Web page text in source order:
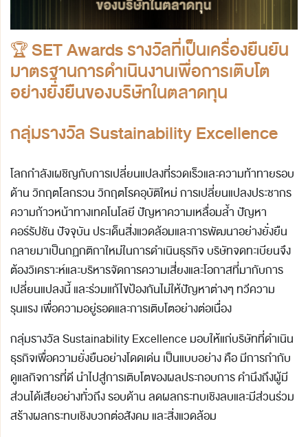
🏆SET Awards รางวัลที่เป็นเครื่องยืนยัน
มาตรฐานการดำเนินงานเพื่อการเติบโต
อย่างยั่งยืนของบริษัทในตลาดทุน
กลุ่มรางวัล Sustainability Excellence
โลกกำลังเผชิญกับการเปลี่ยนแปลงที่รวดเร็วและความท้าทายรอบ
ด้าน วิกฤตโลกรวน วิกฤตโรคอุบัติใหม่ การเปลี่ยนแปลงประชากร
ความก้าวหน้าทางเทคโนโลยี ปัญหาความเหลื่อมล้ำ ปัญหา
คอร์รัปชัน ปัจจุบัน ประเด็นสิ่งแวดล้อมและการพัฒนาอย่างยั่งยืน
กลายมาเป็นกฏกติกาใหม่ในการดำเนินธุรกิจ บริษัทจดทะเบียนจึง
ต้องวิเคราะห์และบริหารจัดการความเสี่ยงและโอกาสที่มากับการ
เปลี่ยนแปลงนี้ และร่วมแก้ไขป้องกันไม่ให้ปัญหาต่างๆ ทวีความ
รุนแรง เพื่อความอยู่รอดและการเติบโตอย่างต่อเนื่อง
กลุ่มรางวัล Sustainability Excellence มอบให้แก่บริษัทที่ดำเนิน
ธุรกิจเพื่อความยั่งยืนอย่างโดดเด่น เป็นแบบอย่าง คือ มีการกำกับ
ดูแลกิจการที่ดี นำไปสู่การเติบโตของผลประกอบการ คำนึงถึงผู้มี
ส่วนได้เสียอย่างทั่วถึง รอบด้าน ลดผลกระทบเชิงลบและมีส่วนร่วม
สร้างผลกระทบเชิงบวกต่อสังคม และสิ่งแวดล้อม